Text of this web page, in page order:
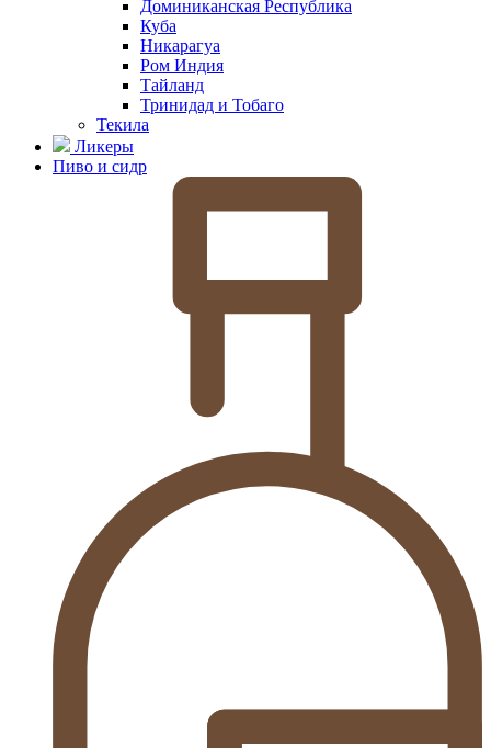
Доминиканская Республика
Куба
Никарагуа
Ром Индия
Тайланд
Тринидад и Тобаго
Текила
Ликеры
Пиво и сидр